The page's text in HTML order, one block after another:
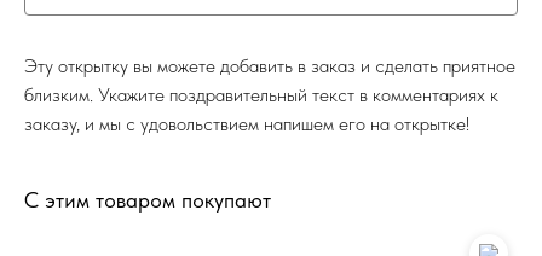
Эту открытку вы можете добавить в заказ и сделать приятное
близким. Укажите поздравительный текст в комментариях к
заказу, и мы с удовольствием напишем его на открытке!
С этим товаром покупают